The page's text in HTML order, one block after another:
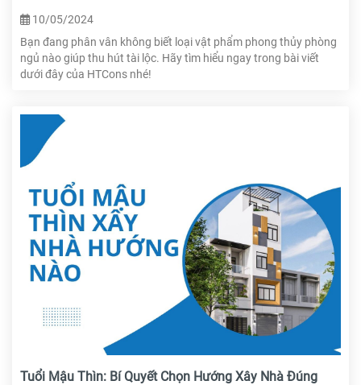
10/05/2024
Bạn đang phân vân không biết loại vật phẩm phong thủy phòng
ngủ nào giúp thu hút tài lộc. Hãy tìm hiểu ngay trong bài viết
dưới đây của HTCons nhé!
Tuổi Mậu Thìn: Bí Quyết Chọn Hướng Xây Nhà Đúng